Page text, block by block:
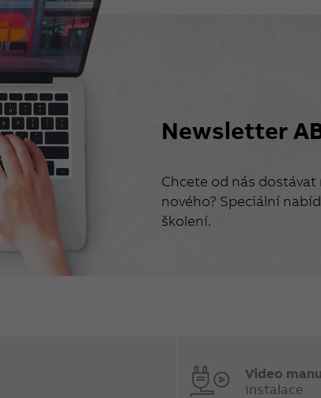
Newsletter
Chcete od nás
nového? Speciální
školení.
Video
instalace